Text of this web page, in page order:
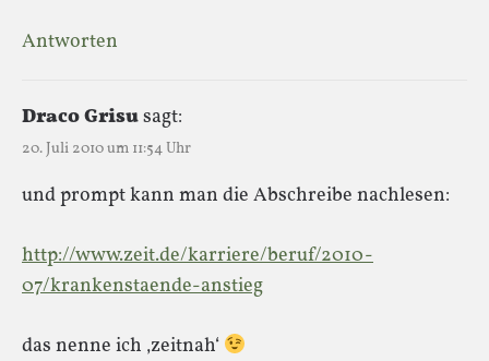
Antworten
Draco Grisusagt:
20. Juli 2010 um 11:54 Uhr
und prompt kann man die Abschreibe nachlesen:
http://www.zeit.de/karriere/beruf/2010-
07/krankenstaende-anstieg
das nenne ich ‚zeitnah‘